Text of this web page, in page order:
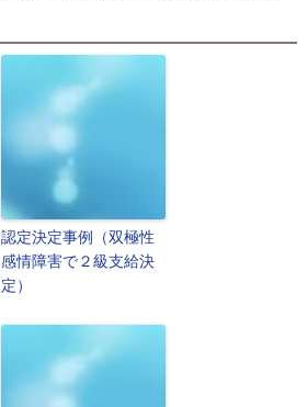
認定決定事例（双極性
感情障害で２級支給決
定）